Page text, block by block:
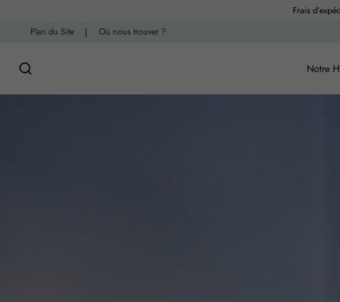
Frais
Plan du Site | Où nous trouver ?
Notre